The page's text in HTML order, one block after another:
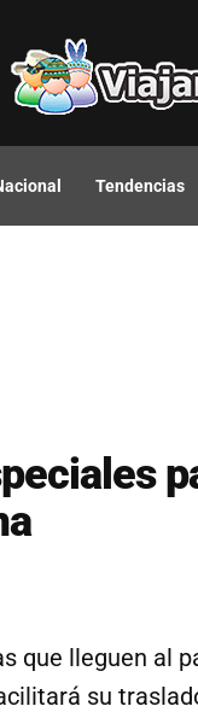
Tendencias
que lleguen al
su